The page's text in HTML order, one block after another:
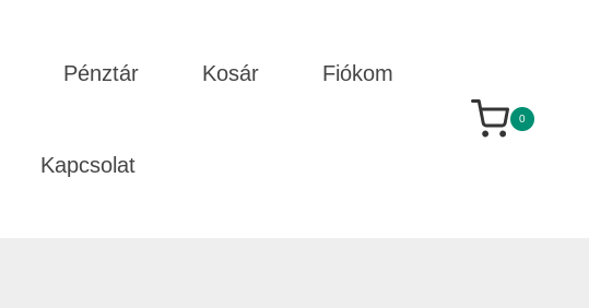
Pénztár Kosár Fiókom
Kapcsolat
0